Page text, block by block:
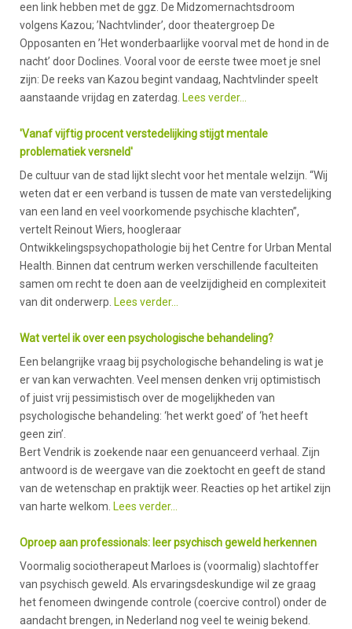
een link hebben met de ggz. De Midzomernachtsdroom
volgens Kazou; ’Nachtvlinder’, door theatergroep De
Opposanten en ’Het wonderbaarlijke voorval met de hond in de
nacht’ door Doclines. Vooral voor de eerste twee moet je snel
zijn: De reeks van Kazou begint vandaag, Nachtvlinder speelt
aanstaande vrijdag en zaterdag. Lees verder…
'Vanaf vijftig procent verstedelijking stijgt mentale
problematiek versneld'
De cultuur van de stad lijkt slecht voor het mentale welzijn. “Wij
weten dat er een verband is tussen de mate van verstedelijking
van een land en veel voorkomende psychische klachten”,
vertelt Reinout Wiers, hoogleraar
Ontwikkelingspsychopathologie bij het Centre for Urban Mental
Health. Binnen dat centrum werken verschillende faculteiten
samen om recht te doen aan de veelzijdigheid en complexiteit
van dit onderwerp. Lees verder…
Wat vertel ik over een psychologische behandeling?
Een belangrijke vraag bij psychologische behandeling is wat je
er van kan verwachten. Veel mensen denken vrij optimistisch
of juist vrij pessimistisch over de mogelijkheden van
psychologische behandeling: ‘het werkt goed’ of ‘het heeft
geen zin’.
Bert Vendrik is zoekende naar een genuanceerd verhaal. Zijn
antwoord is de weergave van die zoektocht en geeft de stand
van de wetenschap en praktijk weer. Reacties op het artikel zijn
van harte welkom. Lees verder…
Oproep aan professionals: leer psychisch geweld herkennen
Voormalig sociotherapeut Marloes is (voormalig) slachtoffer
van psychisch geweld. Als ervaringsdeskundige wil ze graag
het fenomeen dwingende controle (coercive control) onder de
aandacht brengen, in Nederland nog veel te weinig bekend.